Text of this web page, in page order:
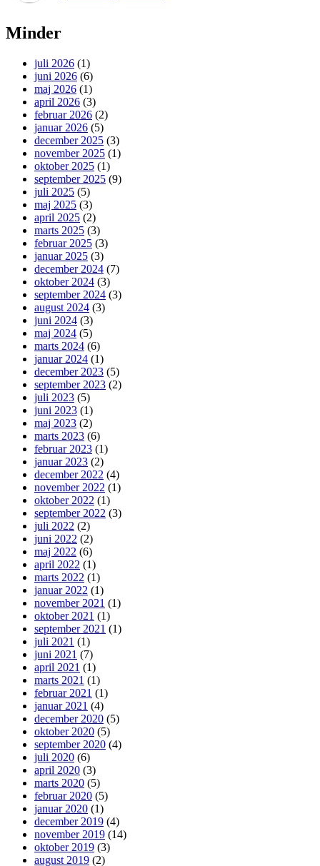
Minder
juli 2026 (1)
juni 2026 (6)
maj 2026 (1)
april 2026 (3)
februar 2026 (2)
januar 2026 (5)
december 2025 (3)
november 2025 (1)
oktober 2025 (1)
september 2025 (9)
juli 2025 (5)
maj 2025 (3)
april 2025 (2)
marts 2025 (3)
februar 2025 (3)
januar 2025 (3)
december 2024 (7)
oktober 2024 (3)
september 2024 (3)
august 2024 (3)
juni 2024 (3)
maj 2024 (5)
marts 2024 (6)
januar 2024 (1)
december 2023 (5)
september 2023 (2)
juli 2023 (5)
juni 2023 (1)
maj 2023 (2)
marts 2023 (6)
februar 2023 (1)
januar 2023 (2)
december 2022 (4)
november 2022 (1)
oktober 2022 (1)
september 2022 (3)
juli 2022 (2)
juni 2022 (2)
maj 2022 (6)
april 2022 (1)
marts 2022 (1)
januar 2022 (1)
november 2021 (1)
oktober 2021 (1)
september 2021 (1)
juli 2021 (1)
juni 2021 (7)
april 2021 (1)
marts 2021 (1)
februar 2021 (1)
januar 2021 (4)
december 2020 (5)
oktober 2020 (5)
september 2020 (4)
juli 2020 (6)
april 2020 (3)
marts 2020 (5)
februar 2020 (5)
januar 2020 (1)
december 2019 (4)
november 2019 (14)
oktober 2019 (3)
august 2019 (2)